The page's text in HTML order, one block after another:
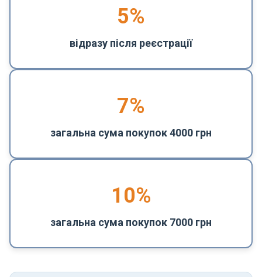
5%
відразу після реєстрації
7%
загальна сума покупок 4000 грн
10%
загальна сума покупок 7000 грн